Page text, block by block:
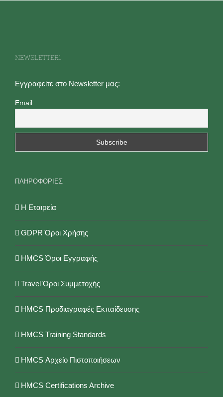
NEWSLETTER1
Εγγραφείτε στο Newsletter μας:
Email
ΠΛΗΡΟΦΟΡΙΕΣ
Η Εταιρεία
GDPR Όροι Χρήσης
HMCS Όροι Εγγραφής
Travel Όροι Συμμετοχής
HMCS Προδιαγραφές Εκπαίδευσης
HMCS Training Standards
HMCS Αρχείο Πιστοποιήσεων
HMCS Certifications Archive